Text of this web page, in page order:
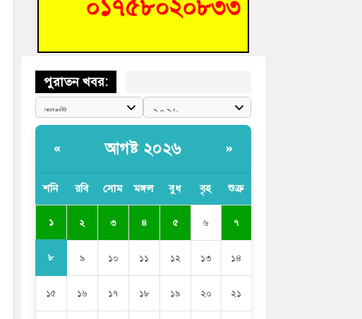
আহত শিক্ষার্থীদের দেখতে গিয়ে মেডিকেলের ক্যান্টিনে
পুরাতন খবর:
« আগষ্ট ২০২৬ »
শনি রবি সোম মঙ্গল বুধ বৃহ শুক্র
১ ২ ৩ ৪ ৫ ৬ ৭
৮ ৯ ১০ ১১ ১২ ১৩ ১৪
১৫ ১৬ ১৭ ১৮ ১৯ ২০ ২১